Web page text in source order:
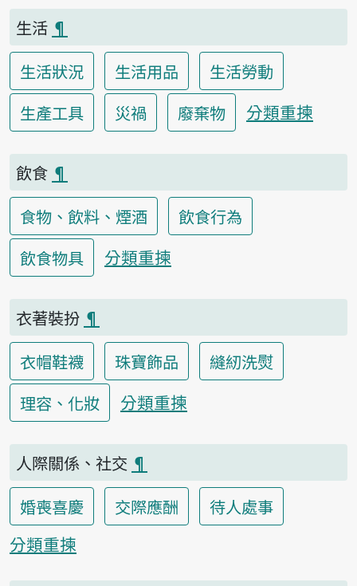
生活 ¶
生活狀況
生活用品
生活勞動
生產工具
災禍 廢棄物 分類重揀
飲食 ¶
食物、飲料、煙酒
飲食行為
飲食物具
分類重揀
衣著裝扮 ¶
衣帽鞋襪
珠寶飾品
縫紉洗熨
理容、化妝
分類重揀
人際關係、社交 ¶
婚喪喜慶
交際應酬
待人處事
分類重揀